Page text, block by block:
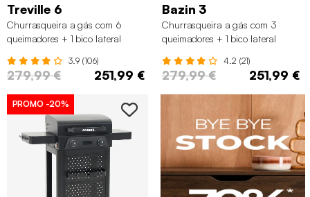
Treville 6
Churrasqueira a gás com 6
queimadores + 1 bico lateral
3.9 (106)
279,99 € 251,99 €
Bazin 3
Churrasqueira a gás com 3
queimadores + 1 bico lateral
4.2 (21)
279,99 € 251,99 €
PROMO -20%